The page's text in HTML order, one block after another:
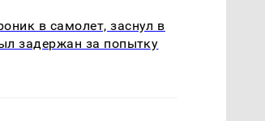
в самолет, заснул в
задержан за попытку